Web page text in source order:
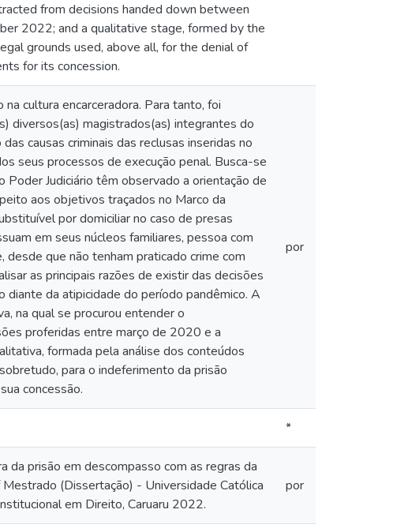
from decisions handed down between
2022; and a qualitative stage, formed by the
grounds used, above all, for the denial of
for its concession.
cultura encarceradora. Para tanto, foi
diversos(as) magistrados(as) integrantes do
causas criminais das reclusas inseridas no
seus processos de execução penal. Busca-se
Judiciário têm observado a orientação de
aos objetivos traçados no Marco da
por domiciliar no caso de presas
em seus núcleos familiares, pessoa com
que não tenham praticado crime com
as principais razões de existir das decisões
diante da atipicidade do período pandêmico. A
na qual se procurou entender o
proferidas entre março de 2020 e a
formada pela análise dos conteúdos
para o indeferimento da prisão
concessão.
por
*
da prisão em descompasso com as regras da
(Dissertação) - Universidade Católica
em Direito, Caruaru 2022.
por